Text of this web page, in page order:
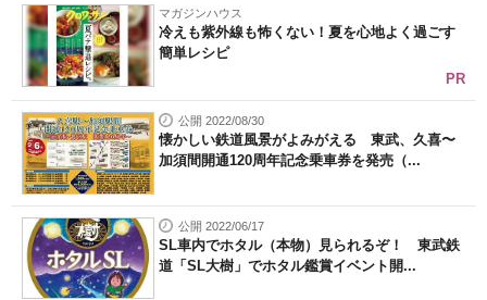
マガジンハウス
冷えも紫外線も怖くない！夏を心地よく過ごす
簡単レシピ
PR
公開 2022/08/30
懐かしい鉄道風景がよみがえる 東武、久喜〜
加須間開通120周年記念乗車券を発売（...
公開 2022/06/17
SL車内でホタル（本物）見られるぞ！ 東武鉄
道「SL大樹」でホタル鑑賞イベント開...